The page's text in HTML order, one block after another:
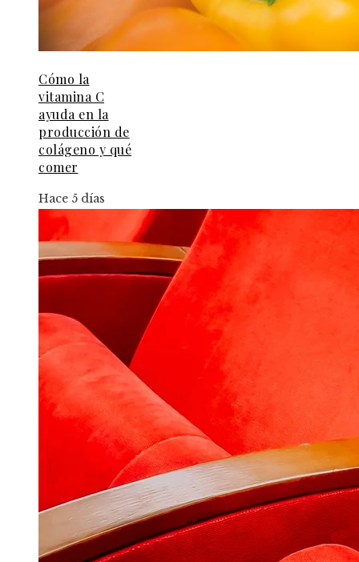
Cómo la
vitamina C
ayuda en la
producción de
colágeno y qué
comer
Hace 5 días